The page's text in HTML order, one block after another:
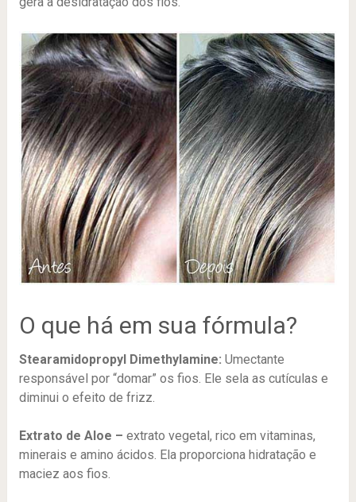
O que há em sua fórmula?
Stearamidopropyl Dimethylamine: Umectante
responsável por “domar” os fios. Ele sela as cutículas e
diminui o efeito de frizz.
Extrato de Aloe – extrato vegetal, rico em vitaminas,
minerais e amino ácidos. Ela proporciona hidratação e
maciez aos fios.